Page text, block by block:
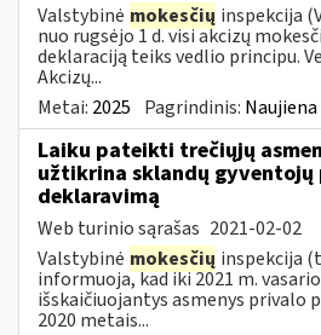
Valstybinė mokesčių inspekcija
nuo rugsėjo 1 d. visi akcizų
deklaraciją teiks vedlio principu.
Akcizų...
Metai: 2025 Pagrindinis: Naujiena
Laiku pateikti trečiųjų
užtikrina sklandų gyventojų
deklaravimą
Web turinio sąrašas 2021-02-02
Valstybinė mokesčių inspekcija
informuoja, kad iki 2021 m.
išskaičiuojantys asmenys privalo
2020 metais...